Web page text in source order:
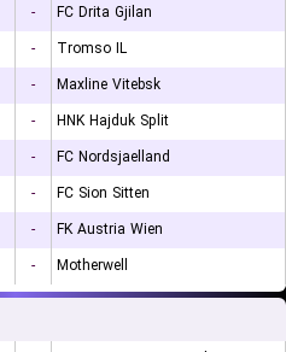
-
FC Drita Gjilan
-
Tromso IL
-
Maxline Vitebsk
-
HNK Hajduk Split
-
FC Nordsjaelland
-
FC Sion Sitten
-
FK Austria Wien
- Motherwell